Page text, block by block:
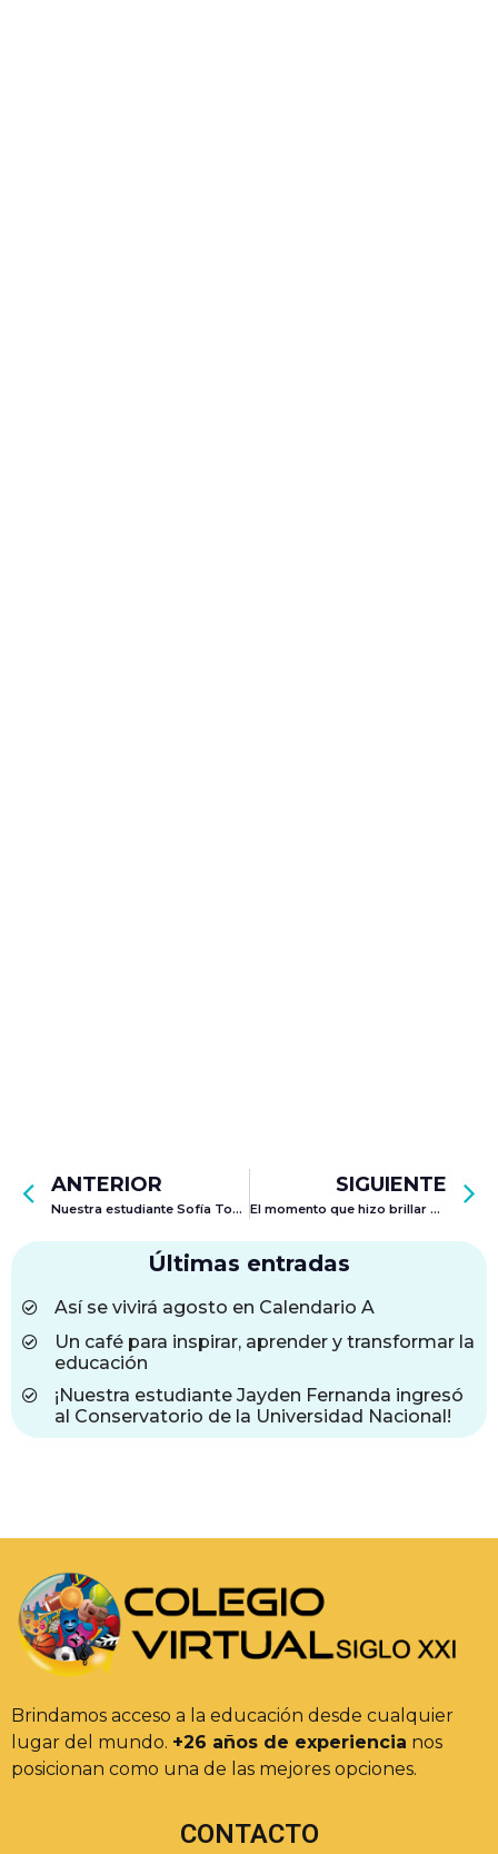
ANTERIOR
Nuestra estudiante Sofía Tobón Ruiz brilla con medalla de plata en Olimpiadas Matemáticas UIS
SIGUIENTE
El momento que hizo brillar a nuestros quinto grado: su grado
Últimas entradas
Así se vivirá agosto en Calendario A
Un café para inspirar, aprender y transformar la
educación
¡Nuestra estudiante Jayden Fernanda ingresó
al Conservatorio de la Universidad Nacional!
Brindamos acceso a la educación desde cualquier
lugar del mundo. +26 años de experiencia nos
posicionan como una de las mejores opciones.
CONTACTO